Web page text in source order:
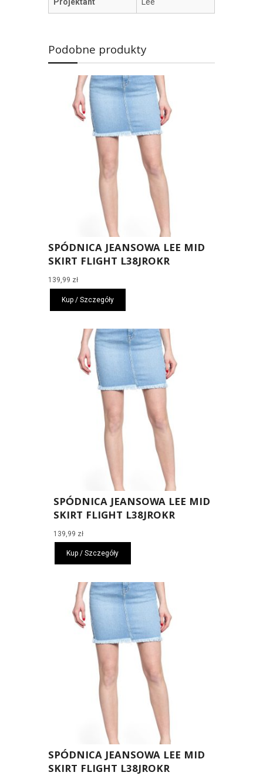
Podobne produkty
SPÓDNICA JEANSOWA LEE MID
SKIRT FLIGHT L38JROKR
139,99 zł
Kup / Szczegóły
SPÓDNICA JEANSOWA LEE MID
SKIRT FLIGHT L38JROKR
139,99 zł
Kup / Szczegóły
SPÓDNICA JEANSOWA LEE MID
SKIRT FLIGHT L38JROKR